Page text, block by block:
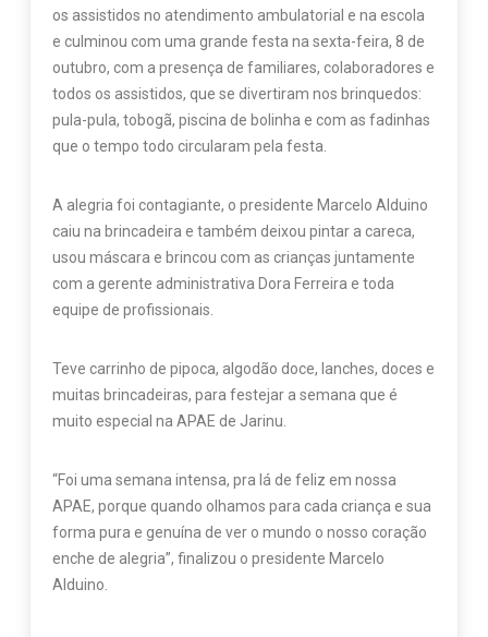
os assistidos no atendimento ambulatorial e na escola
e culminou com uma grande festa na sexta-feira, 8 de
outubro, com a presença de familiares, colaboradores e
todos os assistidos, que se divertiram nos brinquedos:
pula-pula, tobogã, piscina de bolinha e com as fadinhas
que o tempo todo circularam pela festa.
A alegria foi contagiante, o presidente Marcelo Alduino
caiu na brincadeira e também deixou pintar a careca,
usou máscara e brincou com as crianças juntamente
com a gerente administrativa Dora Ferreira e toda
equipe de profissionais.
Teve carrinho de pipoca, algodão doce, lanches, doces e
muitas brincadeiras, para festejar a semana que é
muito especial na APAE de Jarinu.
“Foi uma semana intensa, pra lá de feliz em nossa
APAE, porque quando olhamos para cada criança e sua
forma pura e genuína de ver o mundo o nosso coração
enche de alegria”, finalizou o presidente Marcelo
Alduino.